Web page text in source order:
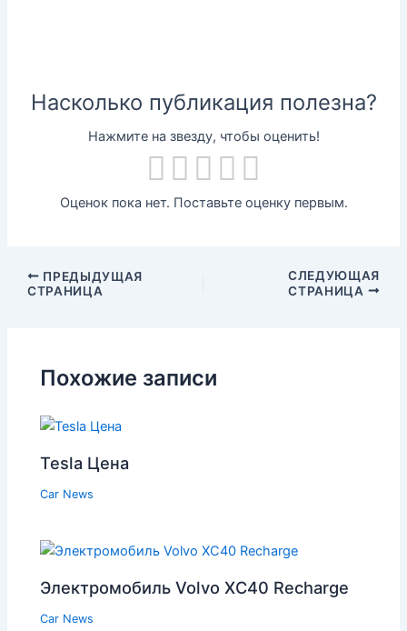
Насколько публикация полезна?
Нажмите на звезду, чтобы оценить!
Оценок пока нет. Поставьте оценку первым.
ПРЕДЫДУЩАЯ
СТРАНИЦА
СЛЕДУЮЩАЯ
СТРАНИЦА
Похожие записи
Tesla Цена
Car News
Электромобиль Volvo XC40 Recharge
Car News